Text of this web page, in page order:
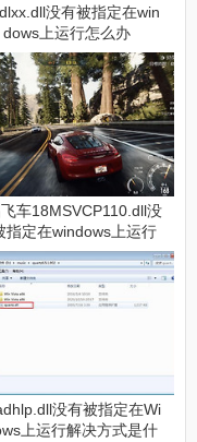
没有被指定在win
dows上运行怎么办
车18MSVCP110.dll没
指定在windows上运行
（极品飞车18MSVCP
没有被指定在window
s上运行如何解决）
没有被指定在Wi
上运行解决方式是什